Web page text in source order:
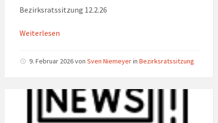
Bezirksratssitzung 12.2.26
Weiterlesen
9. Februar 2026von Sven Niemeyerin Bezirksratssitzung